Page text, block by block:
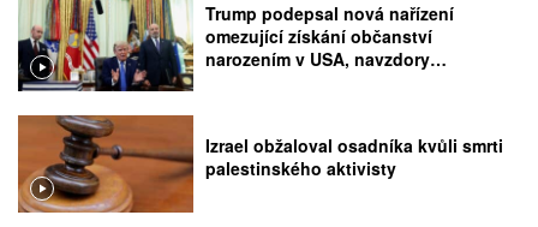
Trump podepsal nová nařízení
omezující získání občanství
narozením v USA, navzdory
Izrael obžaloval osadníka kvůli smrti
palestinského aktivisty